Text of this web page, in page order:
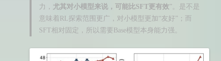
力， 尤其对小模型来说，可能比SFT更有效”。是不是
意味着RL探索范围更广，对小模型更加“友好”；而
SFT相对固定，所以需要Base模型本身能力强。